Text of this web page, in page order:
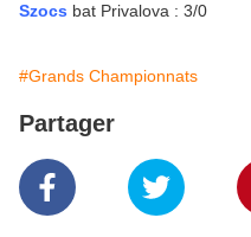
Szocs bat Privalova : 3/0
#Grands Championnats
Partager